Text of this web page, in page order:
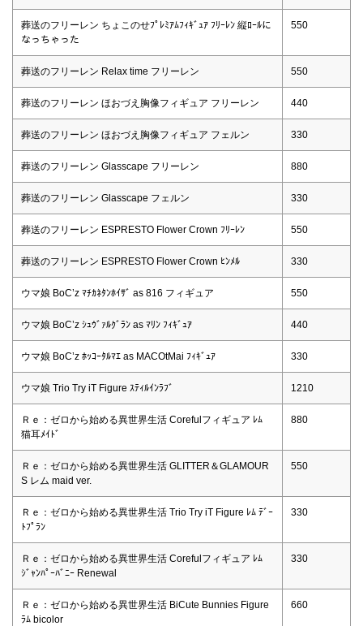
葬送のフリーレン ちょこのせﾌﾟﾚﾐｱﾑﾌｨｷﾞｭｱ ﾌﾘｰﾚﾝ 縦ﾛｰﾙに
なっちゃった
550
葬送のフリーレン Relax time フリーレン 550
葬送のフリーレン ほおづえ胸像フィギュア フリーレン 440
葬送のフリーレン ほおづえ胸像フィギュア フェルン 330
葬送のフリーレン Glasscape フリーレン 880
葬送のフリーレン Glasscape フェルン 330
葬送のフリーレン ESPRESTO Flower Crown ﾌﾘｰﾚﾝ 550
葬送のフリーレン ESPRESTO Flower Crown ﾋﾝﾒﾙ 330
ウマ娘 BoC’z ﾏﾁｶﾈﾀﾝﾎｲｻﾞ as 816 フィギュア 550
ウマ娘 BoC’z ｼｭｳﾞｧﾙｸﾞﾗﾝ as ﾏﾘﾝ ﾌｨｷﾞｭｱ 440
ウマ娘 BoC’z ﾎｯｺｰﾀﾙﾏｴ as MACOtMai ﾌｨｷﾞｭｱ 330
ウマ娘 Trio Try iT Figure ｽﾃｨﾙｲﾝﾗﾌﾞ 1210
Ｒｅ：ゼロから始める異世界生活 Corefulフィギュア ﾚﾑ
猫耳ﾒｲﾄﾞ
880
Ｒｅ：ゼロから始める異世界生活 GLITTER＆GLAMOUR
S レム maid ver.
550
Ｒｅ：ゼロから始める異世界生活 Trio Try iT Figure ﾚﾑ ﾃﾞｰ
ﾄﾌﾟﾗﾝ
330
Ｒｅ：ゼロから始める異世界生活 Corefulフィギュア ﾚﾑ
ｼﾞｬﾝﾊﾟｰﾊﾞﾆｰ Renewal
330
Ｒｅ：ゼロから始める異世界生活 BiCute Bunnies Figure
ﾗﾑ bicolor
660